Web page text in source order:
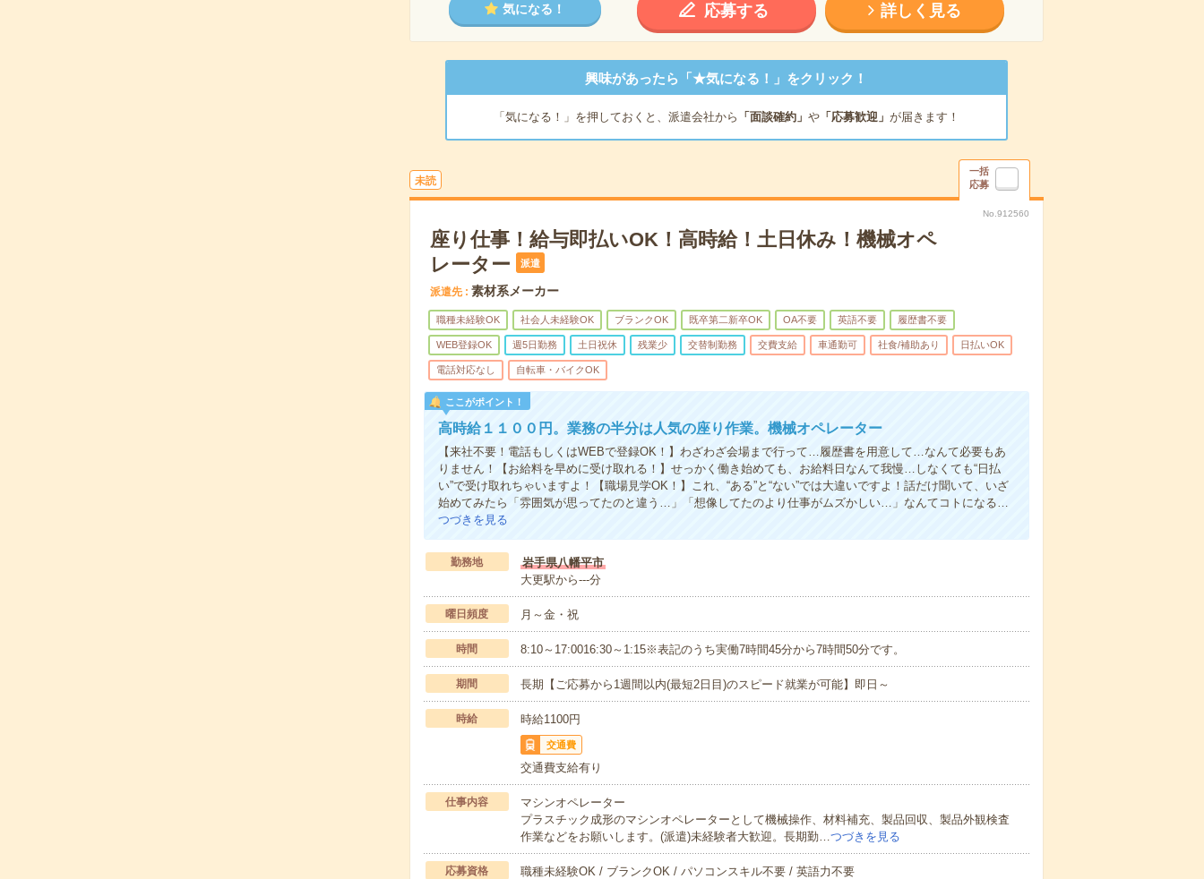
気になる！ 応募する 詳しく見る
興味があったら「★気になる！」をクリック！
「気になる！」を押しておくと、派遣会社から 「面談確約」 や「応募歓迎」 が届きます！
未読
一括
応募
No.912560
座り仕事！給与即払いOK！高時給！土日休み！機械オペ
レーター
派遣
派遣先 素材系メーカー
職種未経験OK 社会人未経験OK ブランクOK 既卒第二新卒OK OA不要 英語不要 履歴書不要
WEB登録OK 週5日勤務 土日祝休 残業少 交替制勤務 交費支給 車通勤可 社食/補助あり 日払いOK
電話対応なし 自転車・バイクOK
ここがポイント！
高時給１１００円。業務の半分は人気の座り作業。機械オペレーター
【来社不要！電話もしくはWEBで登録OK！】わざわざ会場まで行って…履歴書を用意して…なんて必要もあ
りません！【お給料を早めに受け取れる！】せっかく働き始めても、お給料日なんて我慢…しなくても“日払
い”で受け取れちゃいますよ！【職場見学OK！】これ、“ある”と“ない”では大違いですよ！話だけ聞いて、いざ
始めてみたら「雰囲気が思ってたのと違う…」「想像してたのより仕事がムズかしい…」なんてコトになる…
つづきを見る
勤務地
岩手県八幡平市
大更駅から---分
曜日頻度 月～金・祝
時間 8:10～17:0016:30～1:15※表記のうち実働7時間45分から7時間50分です。
期間 長期【ご応募から1週間以内(最短2日目)のスピード就業が可能】即日～
時給 時給1100円
交通費
交通費支給有り
仕事内容
マシンオペレーター
プラスチック成形のマシンオペレーターとして機械操作、材料補充、製品回収、製品外観検査
作業などをお願いします。(派遣)未経験者大歓迎。長期勤… つづきを見る
応募資格
職種未経験OK / ブランクOK / パソコンスキル不要 / 英語力不要